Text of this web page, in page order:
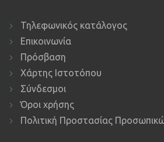
Τηλεφωνικός κατάλογος
Επικοινωνία
Πρόσβαση
Χάρτης Ιστοτόπου
Σύνδεσμοι
Όροι χρήσης
Πολιτική Προστασίας